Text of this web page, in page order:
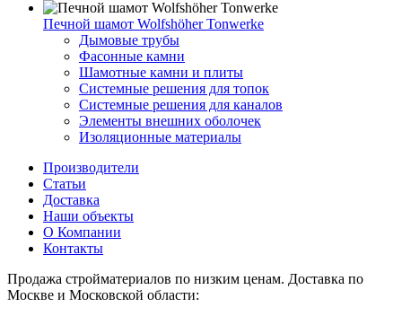
Печной шамот Wolfshöher Tonwerke
Дымовые трубы
Фасонные камни
Шамотные камни и плиты
Системные решения для топок
Системные решения для каналов
Элементы внешних оболочек
Изоляционные материалы
Производители
Статьи
Доставка
Наши объекты
О Компании
Контакты
Продажа стройматериалов по низким ценам. Доставка по
Москве и Московской области: